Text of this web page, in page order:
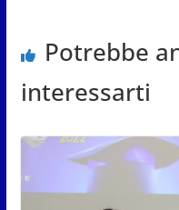
Potrebbe
interessarti